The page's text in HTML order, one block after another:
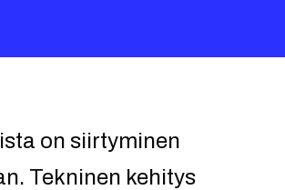
on siirtyminen
Tekninen kehitys